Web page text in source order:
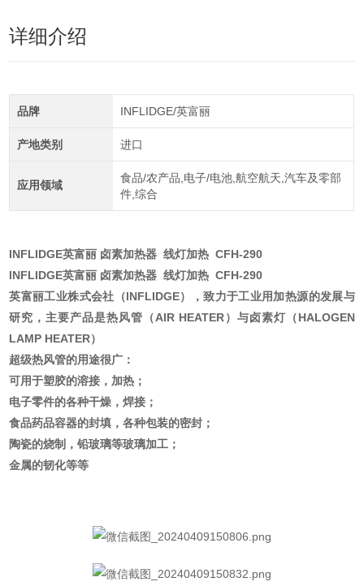
详细介绍
品牌 INFLIDGE/英富丽
产地类别 进口
应用领域
食品/农产品,电子/电池,航空航天,汽车及零部
件,综合
INFLIDGE英富丽 卤素加热器 线灯加热 CFH-290
INFLIDGE英富丽 卤素加热器 线灯加热 CFH-290
英富丽工业株式会社（INFLIDGE），致力于工业用加热源的发展与
研究，主要产品是热风管（AIR HEATER）与卤素灯（HALOGEN
LAMP HEATER）
超级热风管的用途很广：
可用于塑胶的溶接，加热；
电子零件的各种干燥，焊接；
食品药品容器的封填，各种包装的密封；
陶瓷的烧制，铅玻璃等玻璃加工；
金属的韧化等等